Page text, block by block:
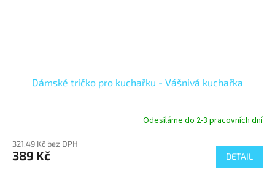
Dámské tričko pro kuchařku - Vášnivá kuchařka
Odesíláme do 2-3 pracovních dní
321,49 Kč bez DPH
389 Kč DETAIL